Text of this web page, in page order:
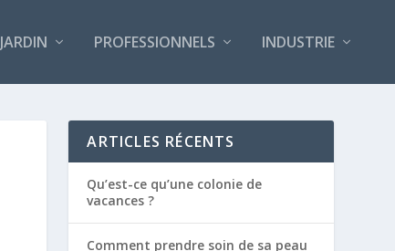
JARDIN PROFESSIONNELS INDUSTRIE
ARTICLES RÉCENTS
Qu’est-ce qu’une colonie de
vacances ?
Comment prendre soin de sa peau